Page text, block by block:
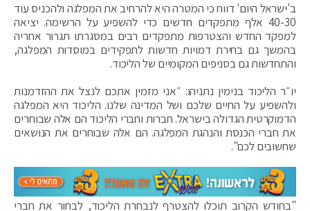
ב'ישראל היום' דווח כי המטרה היא להרחיב את המפלגה ולהכניס עוד
40-30 אלף מתפקדים חדשים כדי להשפיע על הרשימה. יציאה
למפקד החדש והצטרפות מתפקדים רבים במסגרתו תגרור אחריה
בהמשך גם בחירת דמויות חדשות לתפקידים במוסדות המפלגה,
והתחדשות גם בסניפים המקומיים של הליכוד.
יו״ר הליכוד בנימין נתניהו: ״אני מזמין אתכם לנצל את ההזדמנות
ולהשפיע על החיים שלכם ושל המדינה שלנו. הליכוד היא המפלגה
הדמוקרטית הגדולה בישראל. חברות וחברי הליכוד הם אלה שבוחרים
את חברי הכנסת והנהגת המפלגה. הם אלה שבוחרים את הנושאים
שחשובים לכם".
"בחודש הקרוב תוכלו להצטרף לנבחרת הליכוד, לבחור את חברי